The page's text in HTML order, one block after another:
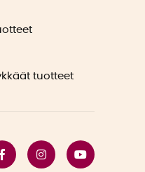
tuotteet